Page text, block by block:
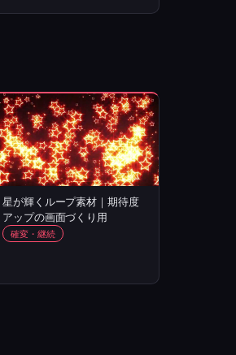
星が輝くループ素材｜期待度
アップの画面づくり用
確変・継続